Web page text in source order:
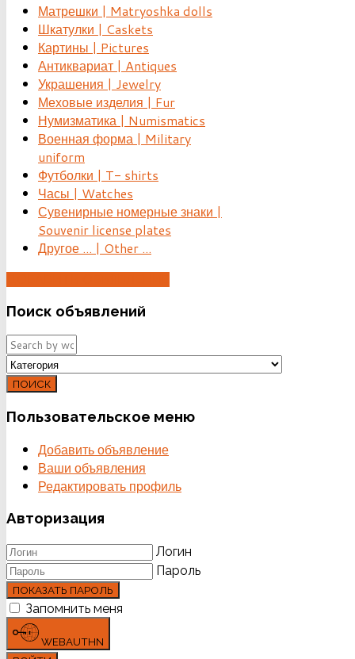
Матрешки | Matryoshka dolls
Шкатулки | Caskets
Картины | Pictures
Антиквариат | Antiques
Украшения | Jewelry
Меховые изделия | Fur
Нумизматика | Numismatics
Военная форма | Military
uniform
Футболки | T- shirts
Часы | Watches
Сувенирные номерные знаки |
Souvenir license plates
Другое ... | Other ...
Поиск объявлений
ПОИСК
Пользовательское меню
Добавить объявление
Ваши объявления
Редактировать профиль
Авторизация
Логин
Пароль
ПОКАЗАТЬ ПАРОЛЬ
Запомнить меня
WEBAUTHN